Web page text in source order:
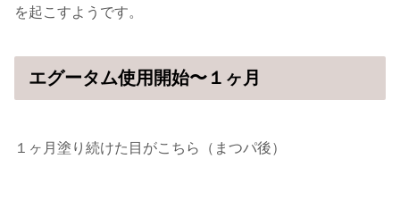
を起こすようです。
エグータム使用開始〜１ヶ月
１ヶ月塗り続けた目がこちら（まつパ後）